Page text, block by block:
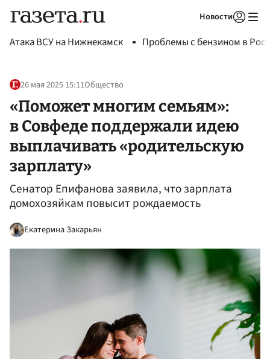
Новости
Атака ВСУ на Нижнекамск Проблемы с бензином в
26 мая 2025 15:11Общество
«Поможет многим семьям»:
в Совфеде поддержали идею
выплачивать «родительскую
зарплату»
Сенатор Епифанова заявила, что зарплата
домохозяйкам повысит рождаемость
Екатерина Закарьян